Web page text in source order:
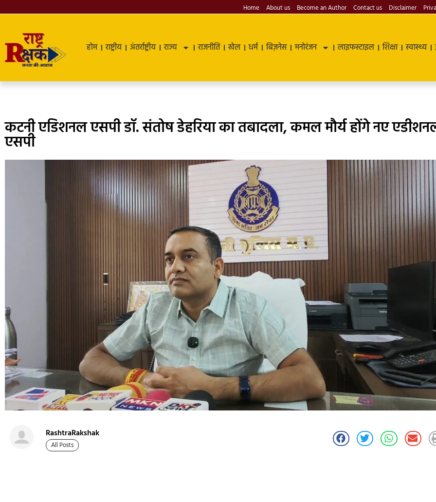
Home About us Become an Author Contact us Disclaimer
होम राष्ट्रीय अंतर्राष्ट्रीय राज्य राजनीति खेल धर्म बिज़नेस मनोरंजन लाइफस्टाइल शिक्षा स्वास्थ्य
कटनी एडिशनल एसपी डॉ. संतोष डेहरिया का तबादला, कमल मौर्य होंगे नए
एसपी
RashtraRakshak
All Posts